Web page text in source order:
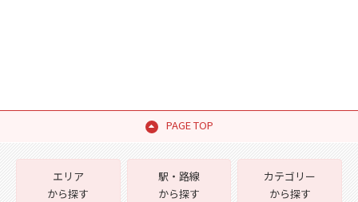
PAGE TOP
エリア
から探す
駅・路線
から探す
カテゴリー
から探す